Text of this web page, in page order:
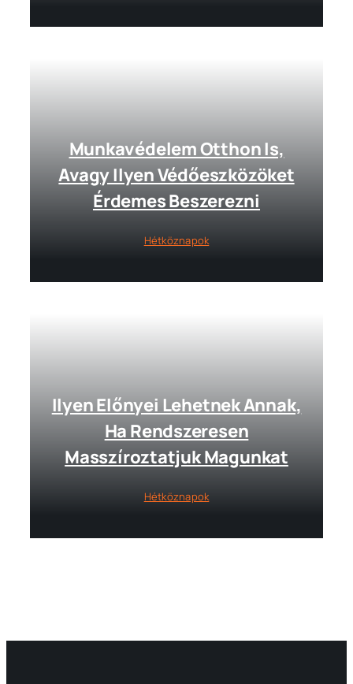
Munkavédelem Otthon Is,
Avagy Ilyen Védőeszközöket
Érdemes Beszerezni
Hétköznapok
Ilyen Előnyei Lehetnek Annak,
Ha Rendszeresen
Masszíroztatjuk Magunkat
Hétköznapok